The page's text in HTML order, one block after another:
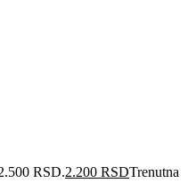
RSD.2.200 RSDTrenutna